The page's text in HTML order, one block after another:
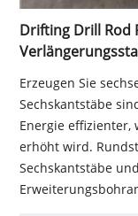
Drifting Drill Rod
Erzeugen Sie
Sechskantstäbe
Energie
erhöht wird.
Sechskantstäbe